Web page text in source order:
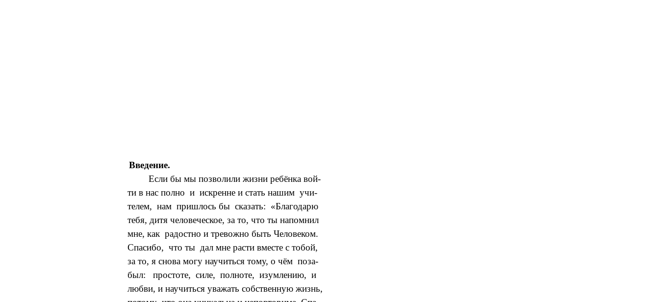
Введение.
Если бы мы позволили жизни ребёнка вой-
ти в нас полно и искренне и стать нашим учи-
телем, нам пришлось бы сказать: «Благодарю
тебя, дитя человеческое, за то, что ты напомнил
мне, как радостно и тревожно быть Человеком.
Спасибо, что ты дал мне расти вместе с тобой,
за то, я снова могу научиться тому, о чём поза-
был: простоте, силе, полноте, изумлению, и
любви, и научиться уважать собственную жизнь,